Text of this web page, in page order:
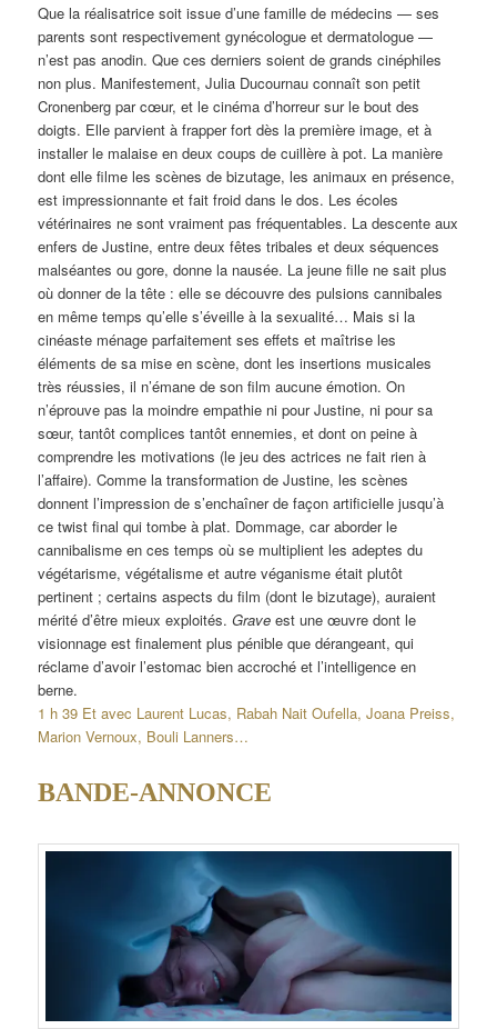
Que la réalisatrice soit issue d’une famille de médecins — ses
parents sont respectivement gynécologue et dermatologue —
n’est pas anodin. Que ces derniers soient de grands cinéphiles
non plus. Manifestement, Julia Ducournau connaît son petit
Cronenberg par cœur, et le cinéma d’horreur sur le bout des
doigts. Elle parvient à frapper fort dès la première image, et à
installer le malaise en deux coups de cuillère à pot. La manière
dont elle filme les scènes de bizutage, les animaux en présence,
est impressionnante et fait froid dans le dos. Les écoles
vétérinaires ne sont vraiment pas fréquentables. La descente aux
enfers de Justine, entre deux fêtes tribales et deux séquences
malséantes ou gore, donne la nausée. La jeune fille ne sait plus
où donner de la tête : elle se découvre des pulsions cannibales
en même temps qu’elle s’éveille à la sexualité… Mais si la
cinéaste ménage parfaitement ses effets et maîtrise les
éléments de sa mise en scène, dont les insertions musicales
très réussies, il n’émane de son film aucune émotion. On
n’éprouve pas la moindre empathie ni pour Justine, ni pour sa
sœur, tantôt complices tantôt ennemies, et dont on peine à
comprendre les motivations (le jeu des actrices ne fait rien à
l’affaire). Comme la transformation de Justine, les scènes
donnent l’impression de s’enchaîner de façon artificielle jusqu’à
ce twist final qui tombe à plat. Dommage, car aborder le
cannibalisme en ces temps où se multiplient les adeptes du
végétarisme, végétalisme et autre véganisme était plutôt
pertinent ; certains aspects du film (dont le bizutage), auraient
mérité d’être mieux exploités.Grave est une œuvre dont le
visionnage est finalement plus pénible que dérangeant, qui
réclame d’avoir l’estomac bien accroché et l’intelligence en
berne.
1 h 39 Et avec Laurent Lucas, Rabah Nait Oufella, Joana Preiss,
Marion Vernoux, Bouli Lanners…
BANDE-ANNONCE